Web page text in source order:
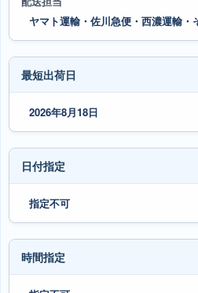
ヤマト運輸・佐川急便・西濃運輸・
最短出荷日
2026年8月18日
日付指定
指定不可
時間指定